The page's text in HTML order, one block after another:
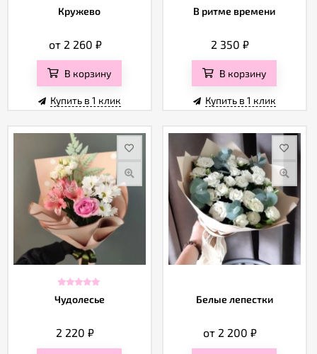
Кружево
от 2 260 ₽
В корзину
Купить в 1 клик
В ритме времени
2 350₽
В корзину
Купить в 1 клик
Чудолесье
2 220₽
Белые лепестки
от 2 200₽